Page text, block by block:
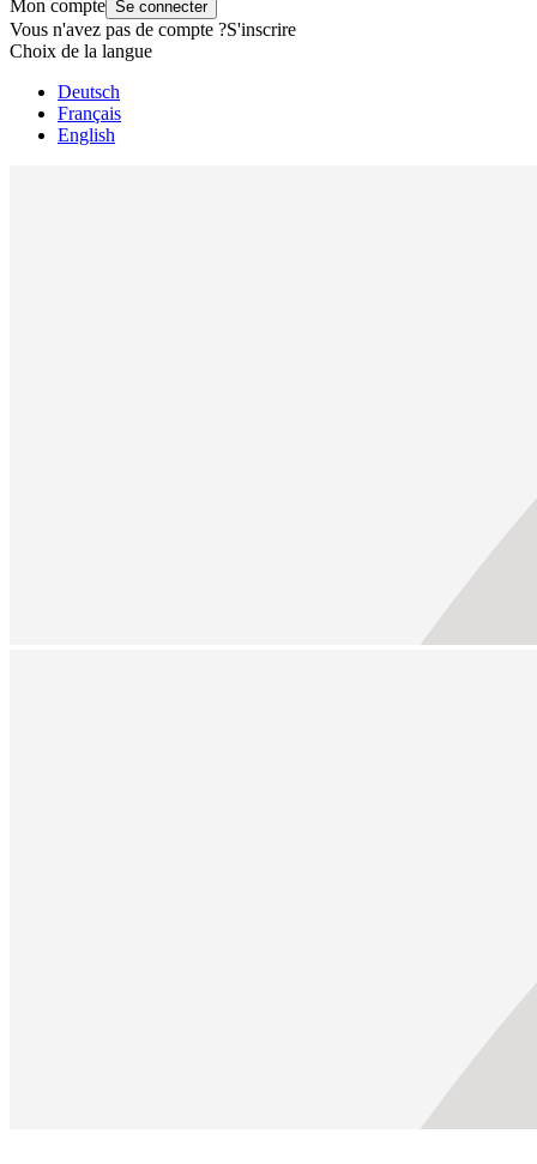
Mon compte Se connecter
Vous n'avez pas de compte ?S'inscrire
Choix de la langue
Deutsch
Français
English